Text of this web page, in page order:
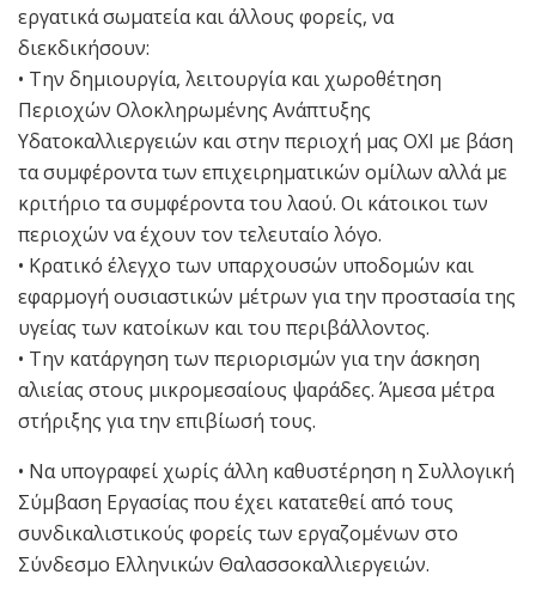
εργατικά σωματεία και άλλους φορείς, να
διεκδικήσουν:
• Την δημιουργία, λειτουργία και χωροθέτηση
Περιοχών Ολοκληρωμένης Ανάπτυξης
Υδατοκαλλιεργειών και στην περιοχή μας ΟΧΙ με βάση
τα συμφέροντα των επιχειρηματικών ομίλων αλλά με
κριτήριο τα συμφέροντα του λαού. Οι κάτοικοι των
περιοχών να έχουν τον τελευταίο λόγο.
• Κρατικό έλεγχο των υπαρχουσών υποδομών και
εφαρμογή ουσιαστικών μέτρων για την προστασία της
υγείας των κατοίκων και του περιβάλλοντος.
• Την κατάργηση των περιορισμών για την άσκηση
αλιείας στους μικρομεσαίους ψαράδες. Άμεσα μέτρα
στήριξης για την επιβίωσή τους.
• Να υπογραφεί χωρίς άλλη καθυστέρηση η Συλλογική
Σύμβαση Εργασίας που έχει κατατεθεί από τους
συνδικαλιστικούς φορείς των εργαζομένων στο
Σύνδεσμο Ελληνικών Θαλασσοκαλλιεργειών.